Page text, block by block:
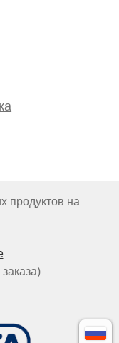
продуктов на